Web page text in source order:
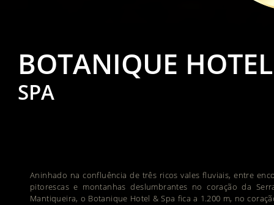
BOTANIQUE
SPA
Aninhado na confluência de três ricos vales fluviais, entre
pitorescas e montanhas deslumbrantes no coração da
Mantiqueira, o Botanique Hotel & Spa fica a 1.200 m, no